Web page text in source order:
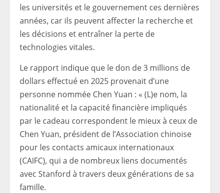
les universités et le gouvernement ces dernières
années, car ils peuvent affecter la recherche et
les décisions et entraîner la perte de
technologies vitales.
Le rapport indique que le don de 3 millions de
dollars effectué en 2025 provenait d’une
personne nommée Chen Yuan : « (L)e nom, la
nationalité et la capacité financière impliqués
par le cadeau correspondent le mieux à ceux de
Chen Yuan, président de l’Association chinoise
pour les contacts amicaux internationaux
(CAIFC), qui a de nombreux liens documentés
avec Stanford à travers deux générations de sa
famille.